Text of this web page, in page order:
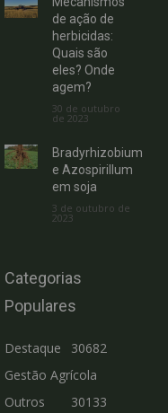
de ação de
herbicidas:
Quais são
eles? Onde
agem?
30 de outubro
de 2023
Bradyrhizobium
e Azospirillum
em soja
3 de outubro de
2023
Categorias
Populares
Destaque
30682
Gestão Agrícola
30133
Outros